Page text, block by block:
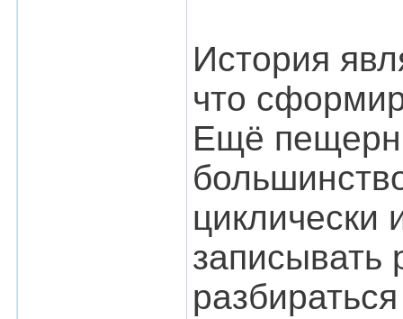
История
что
Ещё
циклически
записывать